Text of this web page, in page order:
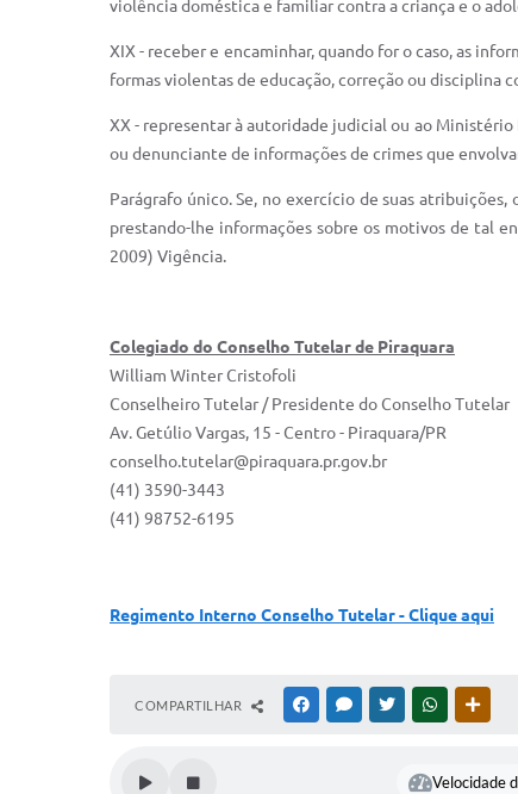
violência doméstica e familiar contra a criança e o
XIX - receber e encaminhar, quando for o caso, as
formas violentas de educação, correção ou disciplina
XX - representar à autoridade judicial ou ao
ou denunciante de informações de crimes que
Parágrafo único. Se, no exercício de suas
prestando-lhe informações sobre os motivos de tal
2009) Vigência.
Colegiado do Conselho Tutelar de Piraquara
William Winter Cristofoli
Conselheiro Tutelar / Presidente do Conselho Tutelar
Av. Getúlio Vargas, 15 - Centro - Piraquara/PR
conselho.tutelar@piraquara.pr.gov.br
(41) 3590-3443
(41) 98752-6195
Regimento Interno Conselho Tutelar - Clique aqui
COMPARTILHAR FACEBOOKMESSENGER
TWITTERWHATSAPP
Velocidade